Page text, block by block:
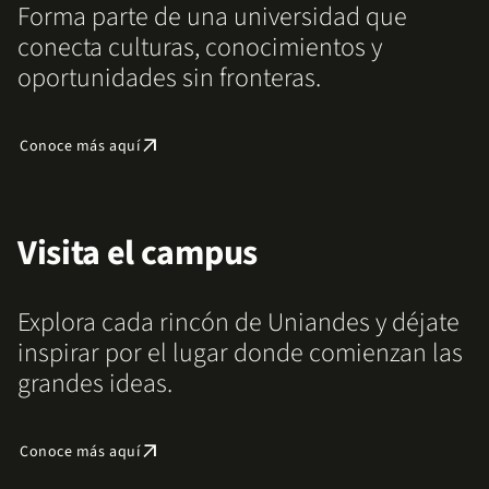
Forma parte de una universidad que
conecta culturas, conocimientos y
oportunidades sin fronteras.
Conoce más aquíarrow_outward
Visita el campus
Explora cada rincón de Uniandes y déjate
inspirar por el lugar donde comienzan las
grandes ideas.
Conoce más aquíarrow_outward